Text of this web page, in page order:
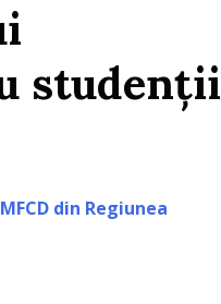
studenții
din Regiunea